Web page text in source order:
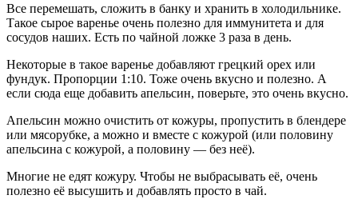
Все перемешать, сложить в банку и хранить в холодильнике.
Такое сырое варенье очень полезно для иммунитета и для
сосудов наших. Есть по чайной ложке 3 раза в день.
Некоторые в такое варенье добавляют грецкий орех или
фундук. Пропорции 1:10. Тоже очень вкусно и полезно. А
если сюда еще добавить апельсин, поверьте, это очень вкусно.
Апельсин можно очистить от кожуры, пропустить в блендере
или мясорубке, а можно и вместе с кожурой (или половину
апельсина с кожурой, а половину — без неё).
Многие не едят кожуру. Чтобы не выбрасывать её, очень
полезно её высушить и добавлять просто в чай.